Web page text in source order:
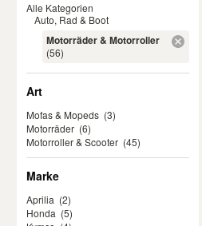
Alle Kategorien
Auto, Rad & Boot
Motorräder & Motorroller
(56)
Art
Mofas & Mopeds (3)
Motorräder (6)
Motorroller & Scooter (45)
Marke
Aprilia (2)
Honda (5)